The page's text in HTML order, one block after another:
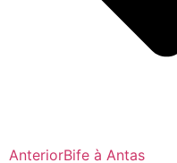
AnteriorBife à Antas